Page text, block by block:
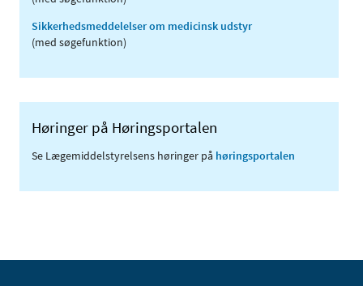
Sikkerhedsmeddelelser om medicinsk udstyr
(med søgefunktion)
Høringer på Høringsportalen
Se Lægemiddelstyrelsens høringer på høringsportalen